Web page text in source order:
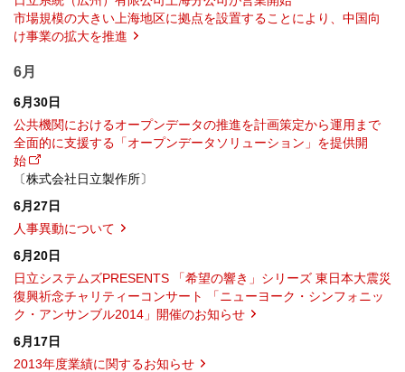
市場規模の大きい上海地区に拠点を設置することにより、中国向
け事業の拡大を推進
6月
6月30日
公共機関におけるオープンデータの推進を計画策定から運用まで
全面的に支援する「オープンデータソリューション」を提供開
始
〔株式会社日立製作所〕
6月27日
人事異動について
6月20日
日立システムズPRESENTS 「希望の響き」シリーズ 東日本大震災
復興祈念チャリティーコンサート 「ニューヨーク・シンフォニッ
ク・アンサンブル2014」開催のお知らせ
6月17日
2013年度業績に関するお知らせ